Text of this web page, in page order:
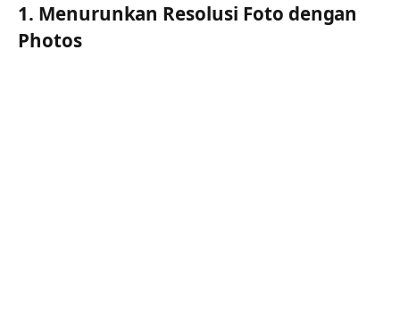
1. Menurunkan Resolusi Foto dengan
Photos